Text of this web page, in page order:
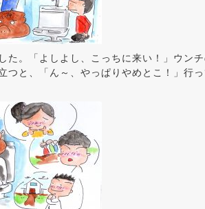
た。「よしよし、こっちに来い！」ウン
つと、「ん～、やっぱりやめとこ！」行